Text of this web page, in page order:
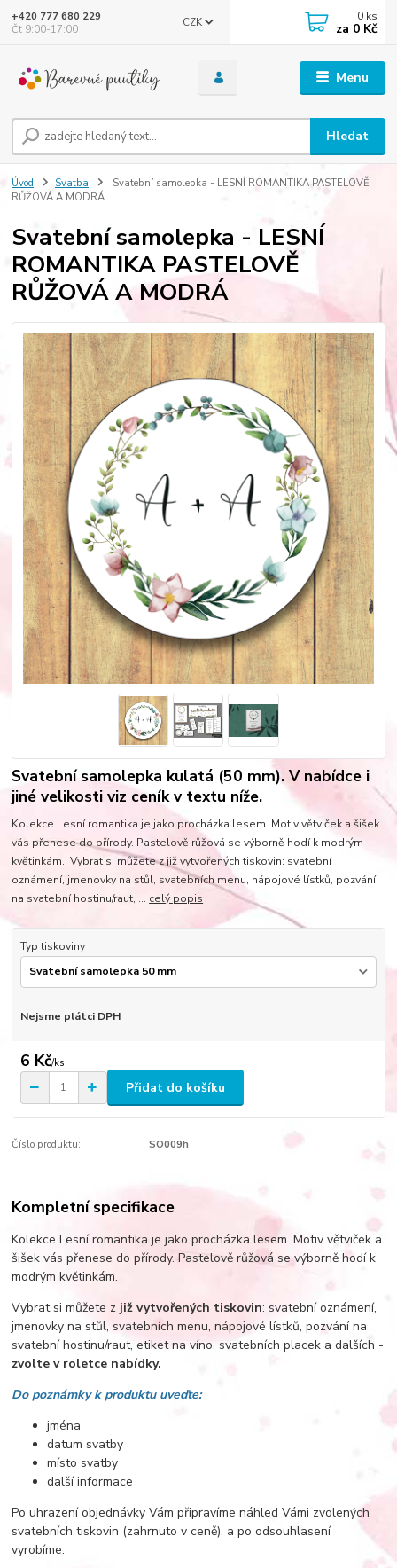
Menu
CZK
Hledat
+420 777 680 229
Čt 9:00-17:00
0 ks
za 0 Kč
Úvod Svatba
Svatební samolepka - LESNÍ ROMANTIKA PASTELOVĚ
RŮŽOVÁ A MODRÁ
Svatební samolepka - LESNÍ
ROMANTIKA PASTELOVĚ
RŮŽOVÁ A MODRÁ
Svatební samolepka kulatá (50 mm). V nabídce i
jiné velikosti viz ceník v textu níže.
Kolekce Lesní romantika je jako procházka lesem. Motiv větviček a šišek
vás přenese do přírody. Pastelově růžová se výborně hodí k modrým
květinkám. Vybrat si můžete z již vytvořených tiskovin: svatební
oznámení, jmenovky na stůl, svatebních menu, nápojové lístků, pozvání
na svatební hostinu/raut, ... celý popis
Typ tiskoviny
Nejsme plátci DPH
6 Kč/ks
Přidat do košíku
Číslo produktu: SO009h
Kompletní specifikace
Kolekce Lesní romantika je jako procházka lesem. Motiv větviček a
šišek vás přenese do přírody. Pastelově růžová se výborně hodí k
modrým květinkám.
Vybrat si můžete z již vytvořených tiskovin: svatební oznámení,
jmenovky na stůl, svatebních menu, nápojové lístků, pozvání na
svatební hostinu/raut, etiket na víno, svatebních placek a dalších -
zvolte v roletce nabídky.
Do poznámky k produktu uveďte:
jména
datum svatby
místo svatby
další informace
Po uhrazení objednávky Vám připravíme náhled Vámi zvolených
svatebních tiskovin (zahrnuto v ceně), a po odsouhlasení
vyrobíme.